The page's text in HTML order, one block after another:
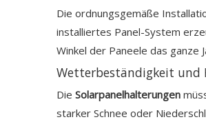
Die ordnungsgemäße
installiertes Panel-System
Winkel der Paneele das ganze
Wetterbeständigkeit und
Die Solarpanelhalterungen
starker Schnee oder